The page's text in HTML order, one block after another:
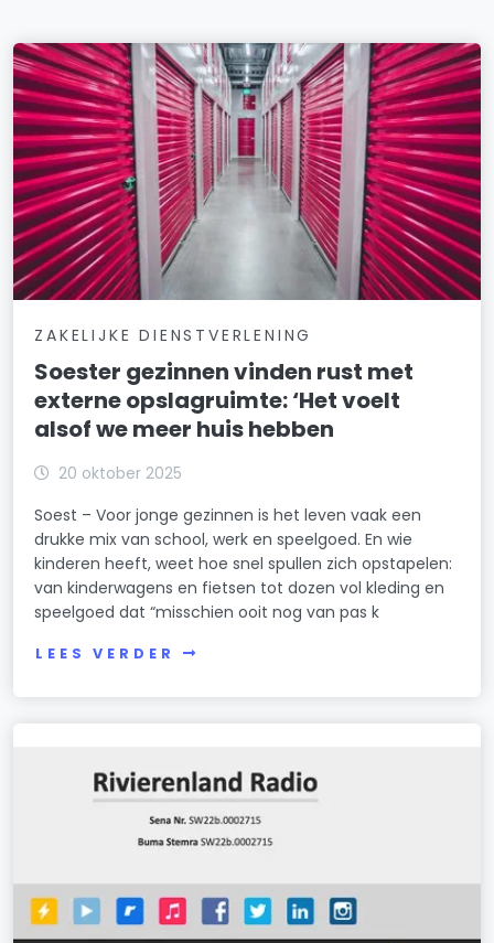
ZAKELIJKE DIENSTVERLENING
Soester gezinnen vinden rust met
externe opslagruimte: ‘Het voelt
alsof we meer huis hebben
20 oktober 2025
Soest – Voor jonge gezinnen is het leven vaak een
drukke mix van school, werk en speelgoed. En wie
kinderen heeft, weet hoe snel spullen zich opstapelen:
van kinderwagens en fietsen tot dozen vol kleding en
speelgoed dat “misschien ooit nog van pas k
LEES VERDER